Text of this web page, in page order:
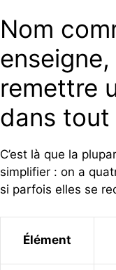
Nom
remettre
dans tout
C’est là que la
simplifier : on a
si parfois elles se
Élément